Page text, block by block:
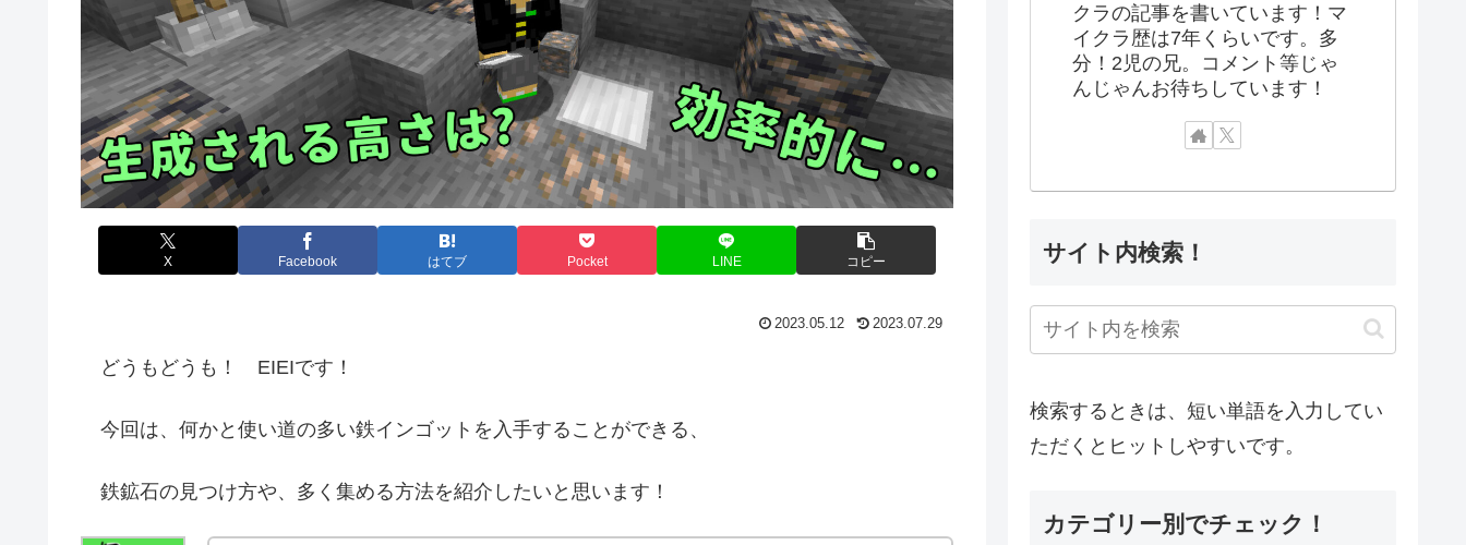
X Facebook はてブ Pocket LINE コピー
2023.05.12 2023.07.29
どうもどうも！ EIEIです！
今回は、何かと使い道の多い鉄インゴットを入手することができる、
鉄鉱石の見つけ方や、多く集める方法を紹介したいと思います！
クラの記事を書いています！マ
イクラ歴は7年くらいです。多
分！2児の兄。コメント等じゃ
んじゃんお待ちしています！
サイト内検索！
検索するときは、短い単語を入力してい
ただくとヒットしやすいです。
カテゴリー別でチェック！